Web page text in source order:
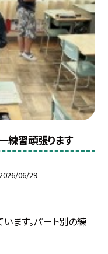
習頑張ります
06/29
います。パート別の練